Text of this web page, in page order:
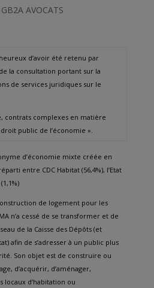
GB2A AVOCATS
d’avoir été retenu par
la consultation portant sur la
de services juridiques sur le
contrats complexes en matière
public de l’économie ».
d’économie mixte créée en
entre CDC Habitat (56,4%), l’Etat
de logement pour les
n’a cessé de se transformer et de
de la Caisse des Dépôts (et
afin de s’adresser à un public plus
Son objet est de construire ou
d’acquérir, d’aménager,
locaux d’habitation ou